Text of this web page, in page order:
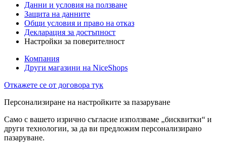
Данни и условия на ползване
Защита на данните
Общи условия и право на отказ
Декларация за достъпност
Настройки за поверителност
Компания
Други магазини на NiceShops
Откажете се от договора тук
Персонализиране на настройките за пазаруване
Само с вашето изрично съгласие използваме „бисквитки“ и
други технологии, за да ви предложим персонализирано
пазаруване.